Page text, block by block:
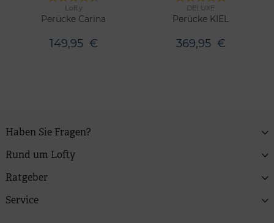
Lofty
Perücke Carina
149,95 €
12 Farben Merken
DELUXE
Perücke KIEL
369,95 €
Haben Sie Fragen?
Rund um Lofty
Ratgeber
Service